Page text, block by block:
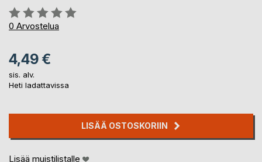
Arvostelu::
0%
0 Arvostelua
4,49 €
sis. alv.
Heti ladattavissa
LISÄÄ OSTOSKORIIN
Lisää muistilistalle